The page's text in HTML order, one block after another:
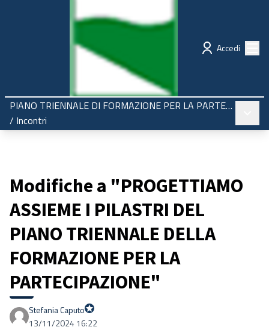
Regione Emilia-Romagna Partecipazione
Accedi
PIANO TRIENNALE DI FORMAZIONE PER LA PARTECIPAZIONE 2025-2027
/ Incontri
Modifiche a "PROGETTIAMO
ASSIEME I PILASTRI DEL
PIANO TRIENNALE DELLA
FORMAZIONE PER LA
PARTECIPAZIONE"
Stefania Caputo
Proprio Stefania
13/11/2024 16:22